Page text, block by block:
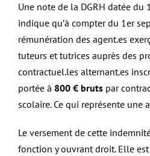
Une note de la DGRH datée du
indique qu’à compter du 1er
rémunération des agent.es
tuteurs et tutrices auprès des
contractuel.les alternant.es
portée à 800 € bruts par
scolaire. Ce qui représente une
Le versement de cette
fonction y ouvrant droit. Elle